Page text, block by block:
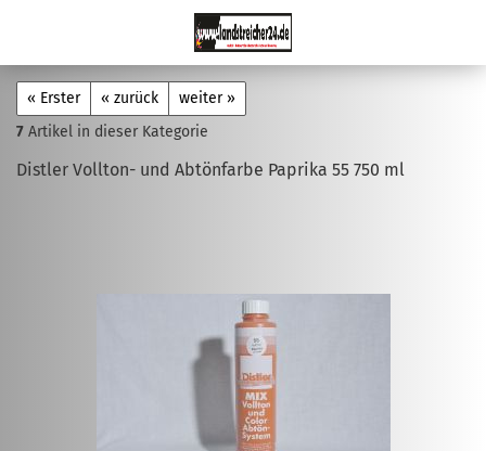
« Erster « zurück
weiter »
7 Artikel in dieser Kategorie
Distler Vollton- und Abtönfarbe Paprika 55 750 ml